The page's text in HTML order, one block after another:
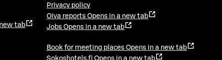
tab
Privacy policy
Oiva reports Opens in a new tab
Jobs Opens in a new tab
Book for meeting places Opens in a new tab